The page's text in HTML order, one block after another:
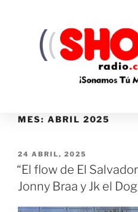
MES: ABRIL 2025
24 ABRIL, 2025
“El flow de El
Jonny Braa y Jk el